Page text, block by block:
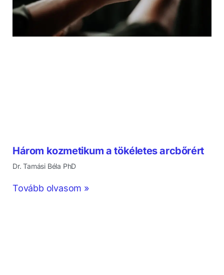
Három kozmetikum a tökéletes arcbőrért
Dr. Tamási Béla PhD
Tovább olvasom »